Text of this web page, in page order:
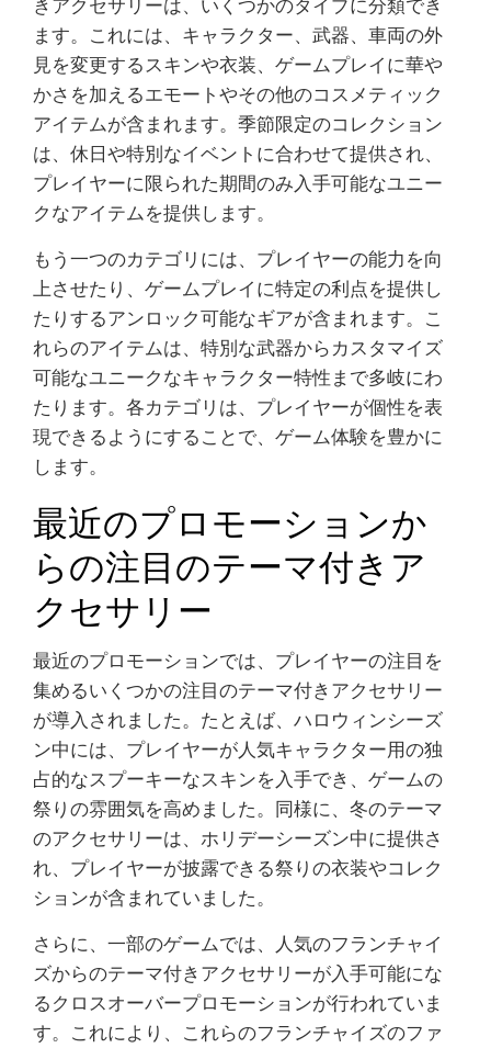
きアクセサリーは、いくつかのタイプに分類でき
ます。これには、キャラクター、武器、車両の外
見を変更するスキンや衣装、ゲームプレイに華や
かさを加えるエモートやその他のコスメティック
アイテムが含まれます。季節限定のコレクション
は、休日や特別なイベントに合わせて提供され、
プレイヤーに限られた期間のみ入手可能なユニー
クなアイテムを提供します。
もう一つのカテゴリには、プレイヤーの能力を向
上させたり、ゲームプレイに特定の利点を提供し
たりするアンロック可能なギアが含まれます。こ
れらのアイテムは、特別な武器からカスタマイズ
可能なユニークなキャラクター特性まで多岐にわ
たります。各カテゴリは、プレイヤーが個性を表
現できるようにすることで、ゲーム体験を豊かに
します。
最近のプロモーションか
らの注目のテーマ付きア
クセサリー
最近のプロモーションでは、プレイヤーの注目を
集めるいくつかの注目のテーマ付きアクセサリー
が導入されました。たとえば、ハロウィンシーズ
ン中には、プレイヤーが人気キャラクター用の独
占的なスプーキーなスキンを入手でき、ゲームの
祭りの雰囲気を高めました。同様に、冬のテーマ
のアクセサリーは、ホリデーシーズン中に提供さ
れ、プレイヤーが披露できる祭りの衣装やコレク
ションが含まれていました。
さらに、一部のゲームでは、人気のフランチャイ
ズからのテーマ付きアクセサリーが入手可能にな
るクロスオーバープロモーションが行われていま
す。これにより、これらのフランチャイズのファ